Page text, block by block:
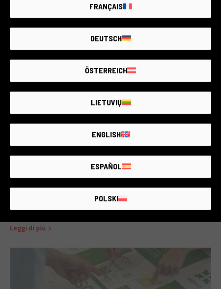
0 0 0
Leggi di più
FRANÇAIS
DEUTSCH
ÖSTERREICH
LIETUVIŲ
ENGLISH
ESPAÑOL
POLSKI